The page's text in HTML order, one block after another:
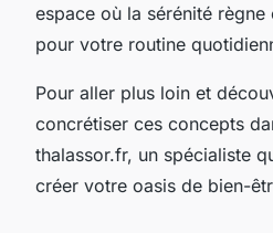
espace où la sérénité
pour votre routine
Pour aller plus loin et
concrétiser ces concepts
thalassor.fr, un spécialiste
créer votre oasis de bien-